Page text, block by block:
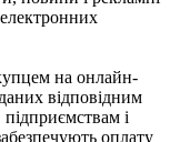
на онлайн-
відповідним
і
оплату